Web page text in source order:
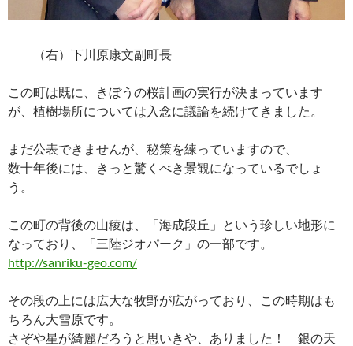
（右）下川原康文副町長
この町は既に、きぼうの桜計画の実行が決まっています
が、植樹場所については入念に議論を続けてきました。
まだ公表できませんが、秘策を練っていますので、
数十年後には、きっと驚くべき景観になっているでしょ
う。
この町の背後の山稜は、「海成段丘」という珍しい地形に
なっており、「三陸ジオパーク」の一部です。
http://sanriku-geo.com/
その段の上には広大な牧野が広がっており、この時期はも
ちろん大雪原です。
さぞや星が綺麗だろうと思いきや、ありました！ 銀の天